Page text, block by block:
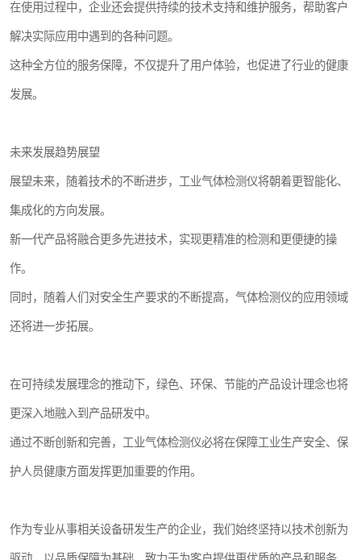
在使用过程中，企业还会提供持续的技术支持和维护服务，帮助客户
解决实际应用中遇到的各种问题。
这种全方位的服务保障，不仅提升了用户体验，也促进了行业的健康
发展。
未来发展趋势展望
展望未来，随着技术的不断进步，工业气体检测仪将朝着更智能化、
集成化的方向发展。
新一代产品将融合更多先进技术，实现更精准的检测和更便捷的操
作。
同时，随着人们对安全生产要求的不断提高，气体检测仪的应用领域
还将进一步拓展。
在可持续发展理念的推动下，绿色、环保、节能的产品设计理念也将
更深入地融入到产品研发中。
通过不断创新和完善，工业气体检测仪必将在保障工业生产安全、保
护人员健康方面发挥更加重要的作用。
作为专业从事相关设备研发生产的企业，我们始终坚持以技术创新为